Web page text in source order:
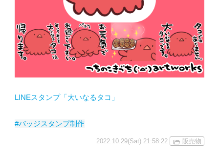
LINEスタンプ「大いなるタコ」
#バッジスタンプ制作
2022.10.29(Sat) 21:58:22 販売物